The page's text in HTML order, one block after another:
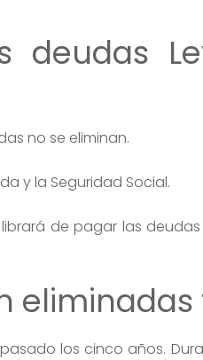
deudas
no se eliminan.
y la Seguridad Social.
de pagar las
los cinco años.